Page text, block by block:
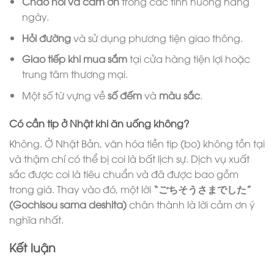
ngày.
Hỏi đườngvà sử dụng phương tiện giao thông.
Giao tiếp khi mua sắmtại cửa hàng tiện lợi hoặc
trung tâm thương mại.
Một số từ vựng vềsố đếmvà màu sắc.
Có cần tip ở Nhật khi ăn uống không?
Không. Ở Nhật Bản, văn hóa tiền tip (bo) không tồn tại
và thậm chí có thể bị coi là bất lịch sự. Dịch vụ xuất
sắc được coi là tiêu chuẩn và đã được bao gồm
trong giá. Thay vào đó, một lời “ごちそうさまでした”
(Gochisou sama deshita)chân thành là lời cảm ơn ý
nghĩa nhất.
Kết luận